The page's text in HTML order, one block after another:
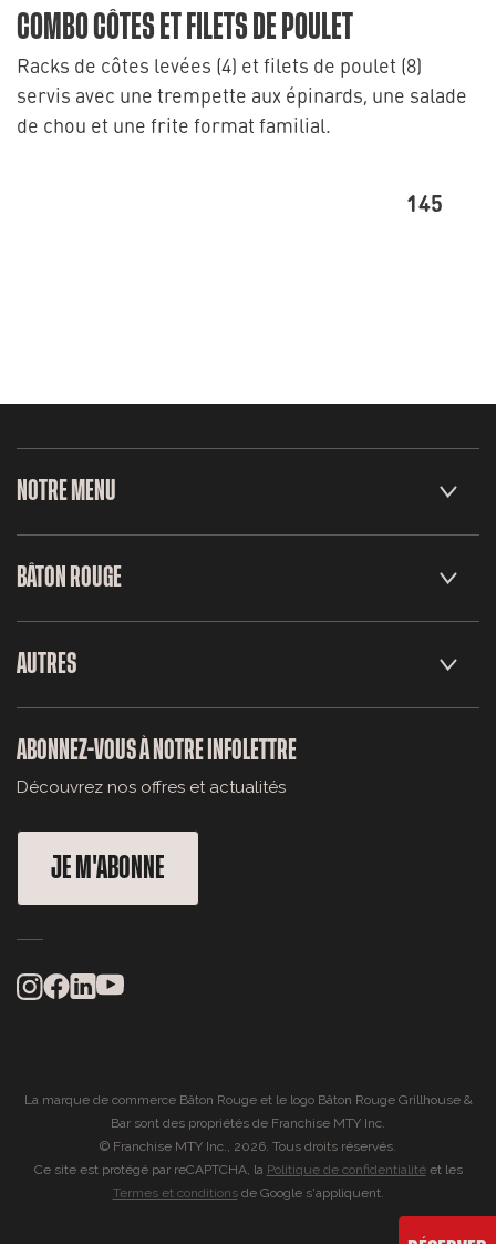
COMBO CÔTES ET FILETS DE POULET
Racks de côtes levées (4) et filets de poulet (8)
servis avec une trempette aux épinards, une salade
de chou et une frite format familial.
145
NOTRE MENU
BÂTON ROUGE
AUTRES
ABONNEZ-VOUS À NOTRE INFOLETTRE
Découvrez nos offres et actualités
JE M'ABONNE
La marque de commerce Bâton Rouge et le logo Bâton Rouge Grillhouse &
Bar sont des propriétés de Franchise MTY Inc.
© Franchise MTY Inc., 2026. Tous droits réservés.
Ce site est protégé par reCAPTCHA, la Politique de confidentialitéet les
Termes et conditionsde Google s'appliquent.